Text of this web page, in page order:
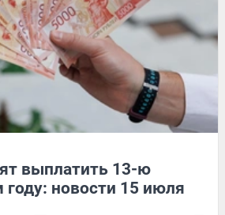
выплатить 13-ю
новости 15 июля